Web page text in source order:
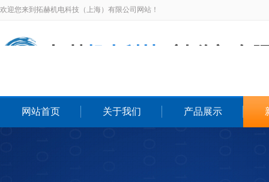
欢迎您来到拓赫机电科技（上海）有限公司网站！
网站首页 关于我们 产品展示